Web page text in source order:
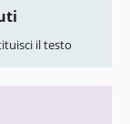
il testo